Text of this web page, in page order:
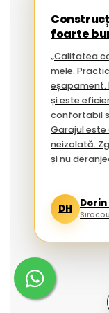
foarte
„Calitatea
mele. Practic nu se vede
eșapament.
și este
confortabil să lucrezi
Garajul
neizolată.
DH